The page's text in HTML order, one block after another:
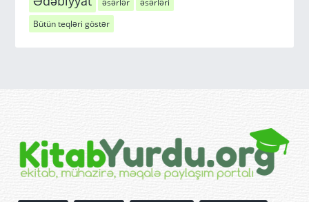
Bütün teqləri göstər